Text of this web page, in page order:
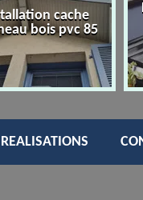
cache
bois pvc 85